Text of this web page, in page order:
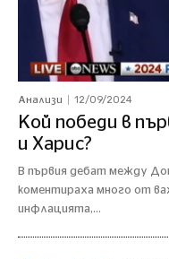
Анализи 12/09/2024
Кой победи в
и Харис?
В първия дебат между
коментираха много от
инфлацията,...